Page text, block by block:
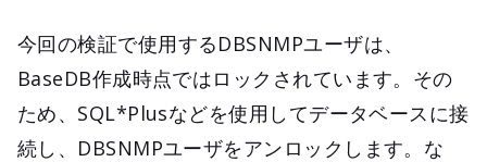
今回の検証で使用するDBSNMPユーザは、
BaseDB作成時点ではロックされています。その
ため、SQL*Plusなどを使用してデータベースに接
続し、DBSNMPユーザをアンロックします。な